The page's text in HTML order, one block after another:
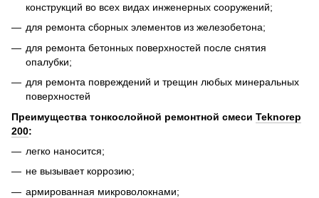
конструкций во всех видах инженерных сооружений;
для ремонта сборных элементов из железобетона;
для ремонта бетонных поверхностей после снятия
опалубки;
для ремонта повреждений и трещин любых минеральных
поверхностей
Преимущества тонкослойной ремонтной смеси Teknorep
200:
легко наносится;
не вызывает коррозию;
армированная микроволокнами;